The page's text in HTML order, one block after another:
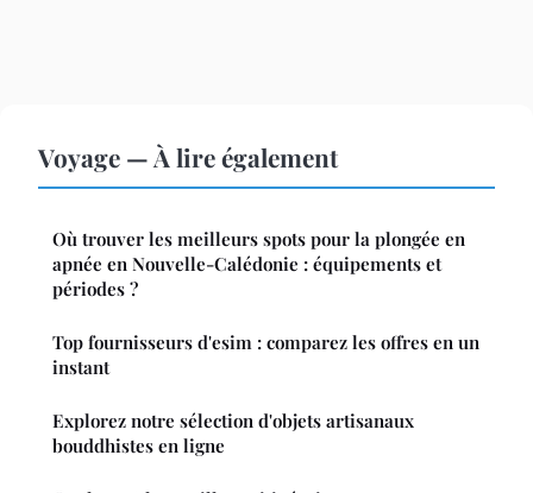
Voyage — À lire également
Où trouver les meilleurs spots pour la plongée en
apnée en Nouvelle-Calédonie : équipements et
périodes ?
Top fournisseurs d'esim : comparez les offres en un
instant
Explorez notre sélection d'objets artisanaux
bouddhistes en ligne